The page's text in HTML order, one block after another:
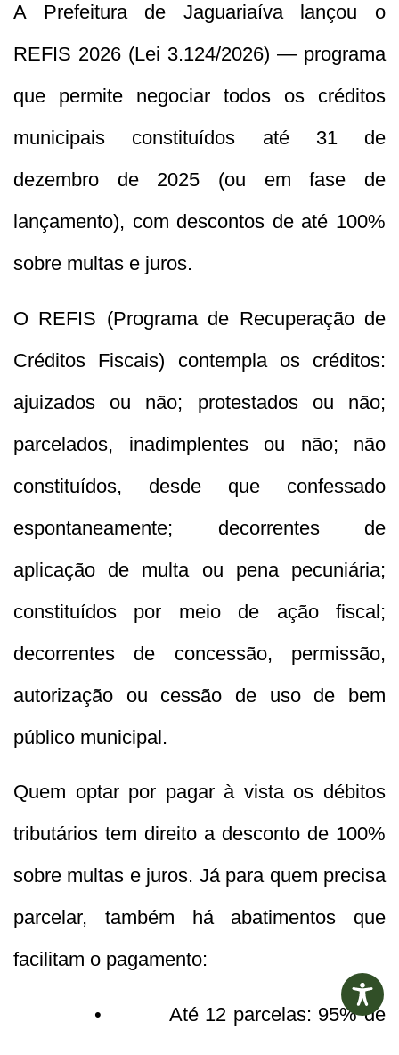
A Prefeitura de Jaguariaíva lançou o
REFIS 2026 (Lei 3.124/2026) — programa
que permite negociar todos os créditos
municipais constituídos até 31 de
dezembro de 2025 (ou em fase de
lançamento), com descontos de até 100%
sobre multas e juros.
O REFIS (Programa de Recuperação de
Créditos Fiscais) contempla os créditos:
ajuizados ou não; protestados ou não;
parcelados, inadimplentes ou não; não
constituídos, desde que confessado
espontaneamente; decorrentes de
aplicação de multa ou pena pecuniária;
constituídos por meio de ação fiscal;
decorrentes de concessão, permissão,
autorização ou cessão de uso de bem
público municipal.
Quem optar por pagar à vista os débitos
tributários tem direito a desconto de 100%
sobre multas e juros. Já para quem precisa
parcelar, também há abatimentos que
facilitam o pagamento:
• Até 12 parcelas: 95% de